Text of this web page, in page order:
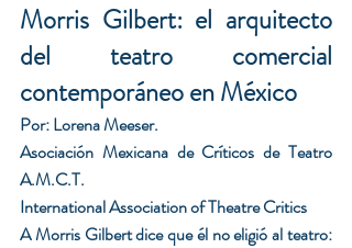
Morris Gilbert: el arquitecto
del teatro comercial
contemporáneo en México
Por: Lorena Meeser.
Asociación Mexicana de Críticos de Teatro
A.M.C.T.
International Association of Theatre Critics